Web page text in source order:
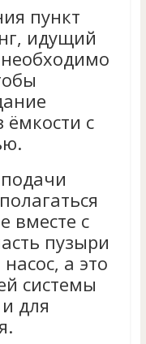
пункт
идущий
ёмкости с
вместе с
пузыри
а это
системы
для